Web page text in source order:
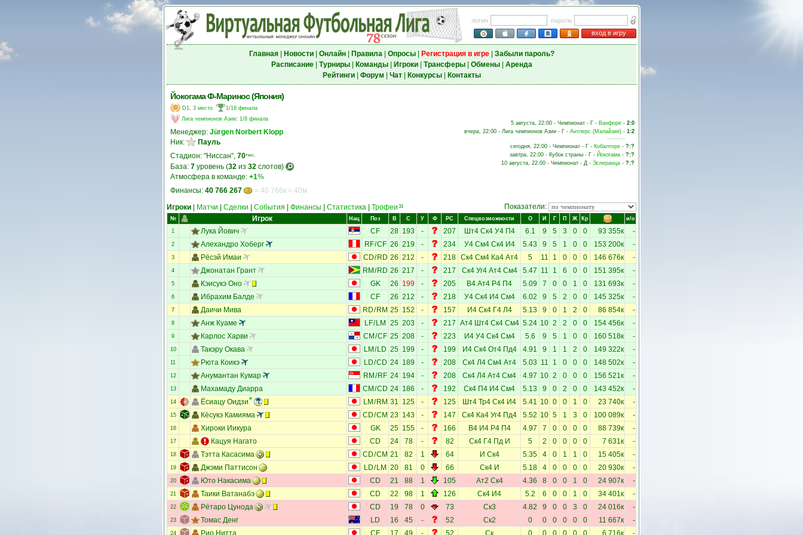
логин
пароль
вход в игру
Главная| Новости| Онлайн| Правила| Опросы| Регистрация в игре| Забыли пароль?
Расписание| Турниры| Команды| Игроки| Трансферы| Обмены| Аренда
Рейтинги| Форум Чат| Конкурсы| Контакты
Йокогама Ф-Маринос (Япония)
D1, 3 место
1/16 финала
Лига чемпионов Азии: 1/8 финала
Менеджер: Jürgen Norbert Klopp
Ник:
Пауль
Стадион: "Ниссан", 70тыс.
База: 7 уровень (32 из 32 слотов)
Атмосфера в команде: +1%
Финансы: 40 766 267 = 40 766к = 40м
5 августа, 22:00 - Чемпионат - Г - Ванфоре - 2:0
вчера, 22:00 - Лига чемпионов Азии - Г - Антлерс (Малайзия) - 1:2
сегодня, 22:00 - Чемпионат - Г - Кобалторе - ?:?
завтра, 22:00 - Кубок страны - Г - Йокогама - ?:?
10 августа, 22:00 - Чемпионат - Д - Эсперанца - ?:?
Игроки Матчи Сделки События Финансы Статистика Трофеи 31 Показатели:
№ Игрок Нац Поз В С У Ф РС Спецвозможности О И Г П Ж Кр и/о
1 Лука Йович CF 28 193 - 207 Шт4 Ск4 У4 П4 6.1 9 5 3 0 0 93 355к -
2 Алехандро Хоберг RF/CF 26 219 - 234 У4 См4 Ск4 И4 5.43 9 5 1 0 0 153 200к -
3 Рёсэй Имаи CD/RD 26 212 - 218 Ск4 См4 Ка4 Ат4 5 11 1 0 0 0 146 676к -
4 Джонатан Грант RM / RD 26 217 - 217 Ск4 Уг4 Ат4 См4 5.47 11 1 6 0 0 151 395к -
5 Кэисукэ Оно GK 26 199 - 205 В4 Ат4 Р4 П4 5.09 7 0 0 1 0 131 693к -
6 Ибрахим Балде CF 26 212 - 218 У4 Ск4 И4 См4 6.02 9 5 2 0 0 145 325к -
7 Даичи Мива RD/ RM 25 152 - 157 И4 Ск4 Г4 Л4 5.13 9 0 1 2 0 86 854к -
8 Анж Куаме LF/ LM 25 203 - 217 Ат4 Шт4 Ск4 См4 5.24 10 2 2 0 0 154 456к -
9 Карлос Харви CM /CF 25 208 - 223 И4 У4 Ск4 См4 5.6 9 5 1 0 0 160 518к -
10 Такэру Окава LM / LD 25 199 - 199 И4 Ск4 От4 Пд4 4.91 9 1 1 2 0 149 322к -
11 Рюта Коикэ LD/CD 24 189 - 208 Ск4 Л4 См4 Ат4 5.03 11 1 0 0 0 148 502к -
12 Анумантан Кумар RM / RF 24 194 - 208 Ск4 Л4 Ат4 См4 4.97 10 2 0 0 0 156 521к -
13 Махамаду Диарра CM /CD 24 186 - 192 Ск4 П4 И4 См4 5.13 9 0 2 0 0 143 452к -
14 Ёсиацу Оидзи LM /RM 31 125 - 125 Шт4 Тр4 Ск4 И4 5.41 10 0 0 1 0 23 740к -
15 Кёсукэ Камияма CD/CM 23 143 - 147 Ск4 Ка4 Уг4 Пд4 5.52 10 5 1 3 0 100 089к -
16 Хироки Иикура GK 25 155 - 166 В4 И4 Р4 П4 4.97 7 0 0 0 0 88 739к -
17 Кацуя Нагато CD 24 78 - 82 Ск4 Г4 Пд И 5 2 0 0 0 0 7 631к -
18 Тэтта Касасима CD/CM 21 82 1 64 И Ск4 5.35 4 0 1 1 0 15 405к -
19 Джэми Паттисон LD/ LM 20 81 0 66 Ск4 И 5.18 4 0 0 0 0 20 930к -
20 Юто Накасима CD 21 88 1 105 Ат2 Ск4 4.36 8 0 0 1 0 24 907к -
21 Таики Ватанабэ CD 22 98 1 126 Ск4 И4 5.2 6 0 0 1 0 34 401к -
22 Рётаро Цунода CD 19 78 0 73 Ск3 4.82 9 0 0 3 0 24 016к -
23 Томас Денг LD 16 45 - 52 Ск2 0 0 0 0 0 0 11 667к -
24 Рио Нитта CF 17 49 - 52 Ск 0 0 0 0 0 0 6 716к -